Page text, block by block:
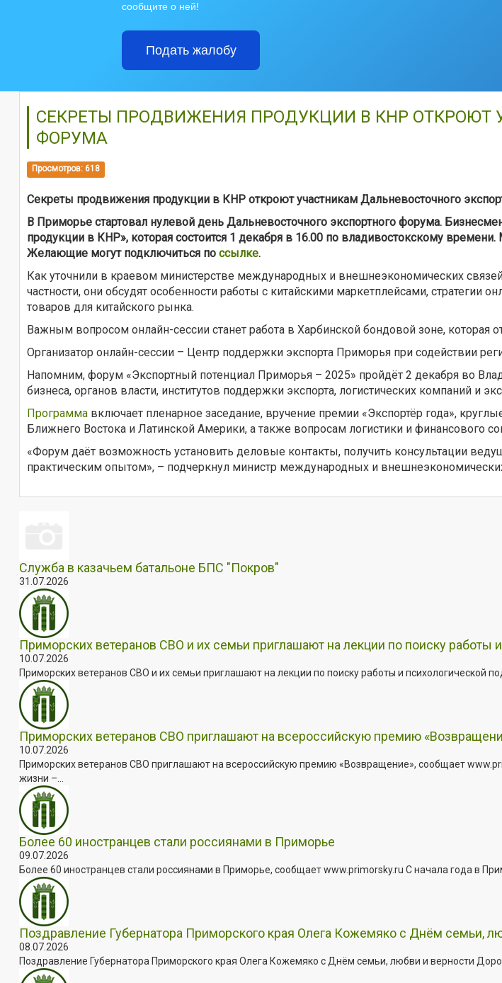
сообщите о ней!
Подать жалобу
СЕКРЕТЫ ПРОДВИЖЕНИЯ ПРОДУКЦИИ В КНР ОТКРОЮТ
ФОРУМА
Просмотров: 618
Секреты продвижения продукции в КНР откроют участникам Дальневосточного
В Приморье стартовал нулевой день Дальневосточного экспортного форума.
продукции в КНР», которая состоится 1 декабря в 16.00 по владивостокскому
Желающие могут подключиться по ссылке.
Как уточнили в краевом министерстве международных и внешнеэкономических
частности, они обсудят особенности работы с китайскими маркетплейсами,
товаров для китайского рынка.
Важным вопросом онлайн-сессии станет работа в Харбинской бондовой зоне,
Организатор онлайн-сессии – Центр поддержки экспорта Приморья при содействии
Напомним, форум «Экспортный потенциал Приморья – 2025» пройдёт 2 декабря во
бизнеса, органов власти, институтов поддержки экспорта, логистических компаний и
Программа включает пленарное заседание, вручение премии «Экспортёр года»,
Ближнего Востока и Латинской Америки, а также вопросам логистики и финансового
«Форум даёт возможность установить деловые контакты, получить консультации
практическим опытом», – подчеркнул министр международных и
Служба в казачьем батальоне БПС "Покров"
31.07.2026
Приморских ветеранов СВО и их семьи приглашают на лекции по поиску работы
10.07.2026
Приморских ветеранов СВО и их семьи приглашают на лекции по поиску работы и психологической
Приморских ветеранов СВО приглашают на всероссийскую премию
10.07.2026
Приморских ветеранов СВО приглашают на всероссийскую премию «Возвращение», сообщает
жизни –...
Более 60 иностранцев стали россиянами в Приморье
09.07.2026
Более 60 иностранцев стали россиянами в Приморье, сообщает www.primorsky.ru С начала года в
Поздравление Губернатора Приморского края Олега Кожемяко с Днём семьи,
08.07.2026
Поздравление Губернатора Приморского края Олега Кожемяко с Днём семьи, любви и верности